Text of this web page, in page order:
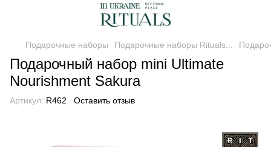
Подарочные наборы Подарочные наборы Rituals...
Подарочный набор mini Ultimate
Nourishment Sakura
Артикул: R462 Оставить отзыв